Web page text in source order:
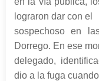
lograron dar con el
sospechoso en
Dorrego. En ese
delegado,
dio a la fuga